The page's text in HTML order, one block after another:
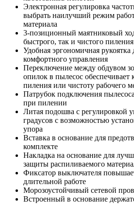
Электронная регулировка
выбрать наилучший режим
материала
3-позиционный маятниковый
быстрого, так и чистого пиления
Удобная эргономичная рукоятка
комфортного управления
Переключение между обдувом
опилок в пылесос обеспечивает
пиления или чистоту рабочего
Патрубок подключения
при пилении
Литая подошва с регулировкой
градусов с возможностью
упора
Вставка в основание для
комплекте
Накладка на основание для
защиты распиливаемого
Фиксатор выключателя
длительной работе
Морозоустойчивый сетевой
Встроенный в основание